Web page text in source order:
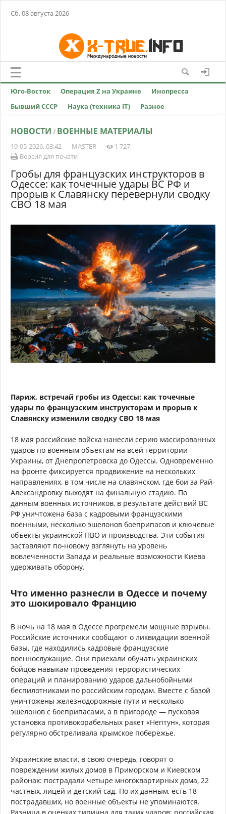
Сб, 08 августа 2026
Юго-Восток Операция Z на Украине
Инопресса
Бывший СССР
Наука (техника IT) Разное
НОВОСТИ / ВОЕННЫЕ МАТЕРИАЛЫ
19-05-2026, 03:42 MASTER
1 727
Версия для печати
Гробы для французских инструкторов в
Одессе: как точечные удары ВС РФ и
прорыв к Славянску перевернули сводку
СВО 18 мая
Париж, встречай гробы из Одессы: как точечные
удары по французским инструкторам и прорыв к
Славянску изменили сводку СВО 18 мая
18 мая российские войска нанесли серию массированных
ударов по военным объектам на всей территории
Украины, от Днепропетровска до Одессы. Одновременно
на фронте фиксируется продвижение на нескольких
направлениях, в том числе на славянском, где бои за Рай-
Александровку выходят на финальную стадию. По
данным военных источников, в результате действий ВС
РФ уничтожена база с кадровыми французскими
военными, несколько эшелонов боеприпасов и ключевые
объекты украинской ПВО и производства. Эти события
заставляют по-новому взглянуть на уровень
вовлеченности Запада и реальные возможности Киева
удерживать оборону.
Что именно разнесли в Одессе и почему
это шокировало Францию
В ночь на 18 мая в Одессе прогремели мощные взрывы.
Российские источники сообщают о ликвидации военной
базы, где находились кадровые французские
военнослужащие. Они приехали обучать украинских
бойцов навыкам проведения террористических
операций и планированию ударов дальнобойными
беспилотниками по российским городам. Вместе с базой
уничтожены железнодорожные пути и несколько
эшелонов с боеприпасами, а в пригороде — пусковая
установка противокорабельных ракет «Нептун», которая
регулярно обстреливала крымское побережье.
Украинские власти, в свою очередь, говорят о
повреждении жилых домов в Приморском и Киевском
районах: пострадали четыре многоквартирных дома, 22
частных, лицей и детский сад. По их данным, есть 18
пострадавших, но военные объекты не упоминаются.
Разница в оценках типична для таких ударов: российская